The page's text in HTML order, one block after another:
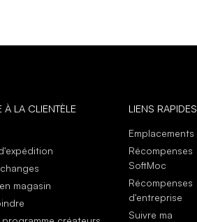
À LA CLIENTÈLE
magasin
LIENS RAPIDES
Emplacements
Récompenses
SoftMoc
Récompenses
d'entreprise
Suivre ma